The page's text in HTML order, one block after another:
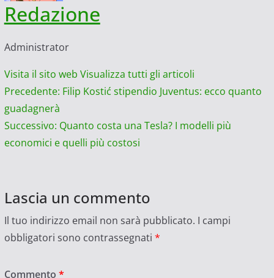
Redazione
Administrator
Visita il sito web Visualizza tutti gli articoli
Navigazione
articolo
Precedente: Filip Kostić stipendio Juventus: ecco quanto
guadagnerà
Successivo: Quanto costa una Tesla? I modelli più
economici e quelli più costosi
Lascia un commento
Il tuo indirizzo email non sarà pubblicato. I campi
obbligatori sono contrassegnati *
Commento *